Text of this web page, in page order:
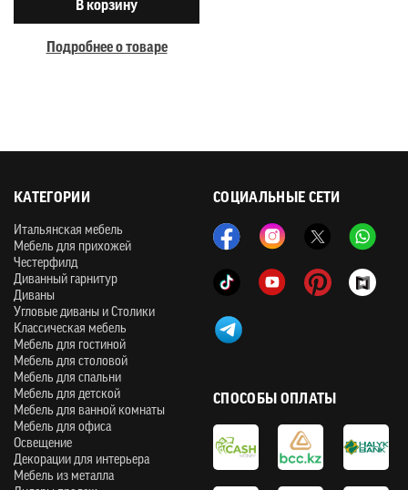
В корзину
Подробнее о товаре
СОЦИАЛЬНЫЕ СЕТИ
КАТЕГОРИИ
Итальянская мебель
Мебель для прихожей
Честерфилд
Диванный гарнитур
Диваны
Угловые диваны и Столики
Классическая мебель
Мебель для гостиной
Мебель для столовой
Мебель для спальни
Мебель для детской
Мебель для ванной комнаты
Мебель для офиса
Освещение
Декорации для интерьера
Мебель из металла
СПОСОБЫ ОПЛАТЫ